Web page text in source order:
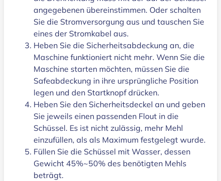
angegebenen übereinstimmen. Oder schalten
Sie die Stromversorgung aus und tauschen Sie
eines der Stromkabel aus.
Heben Sie die Sicherheitsabdeckung an, die
Maschine funktioniert nicht mehr. Wenn Sie die
Maschine starten möchten, müssen Sie die
Safeabdeckung in ihre ursprüngliche Position
legen und den Startknopf drücken.
Heben Sie den Sicherheitsdeckel an und geben
Sie jeweils einen passenden Flout in die
Schüssel. Es ist nicht zulässig, mehr Mehl
einzufüllen, als als Maximum festgelegt wurde.
Füllen Sie die Schüssel mit Wasser, dessen
Gewicht 45%~50% des benötigten Mehls
beträgt.